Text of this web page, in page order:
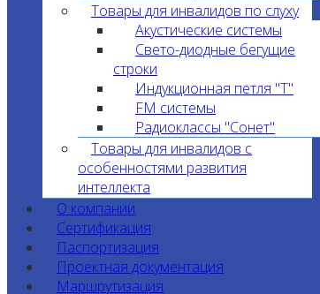
Товары для инвалидов по слуху
Акустические системы
Свето-диодные бегущие
строки
Индукционная петля "T"
FM системы
Радиоклассы "Сонет"
Товары для инвалидов с
особенностями развития
интеллекта
О компании
Сертификация
Паспортизация
Проектная документация
Маршрутизация